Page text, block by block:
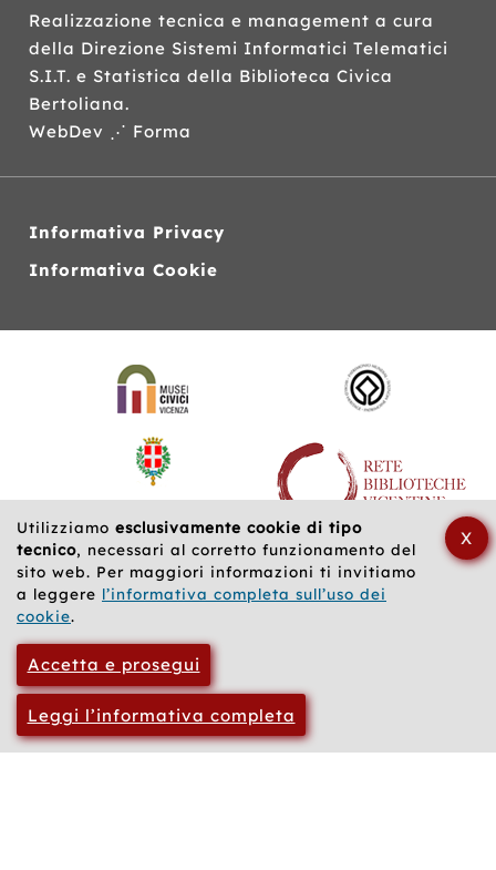
Utilizziamo esclusivamente cookie di tipo
tecnico, necessari al corretto funzionamento del
sito web. Per maggiori informazioni ti invitiamo
a leggere l’informativa completa sull’uso dei
cookie.
Accetta e prosegui
Leggi l’informativa completa
X
Realizzazione tecnica e management a cura
della Direzione Sistemi Informatici Telematici
S.I.T. e Statistica della Biblioteca Civica
Bertoliana.
WebDev ⋰ Forma
Informativa Privacy
Informativa Cookie